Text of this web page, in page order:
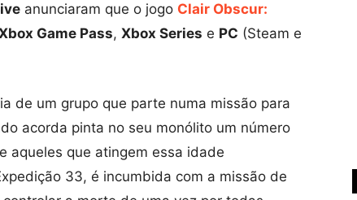
anunciaram que o jogo Clair Obscur:
Game Pass, Xbox Series e PC (Steam e
de um grupo que parte numa missão para
acorda pinta no seu monólito um número
aqueles que atingem essa idade
33, é incumbida com a missão de